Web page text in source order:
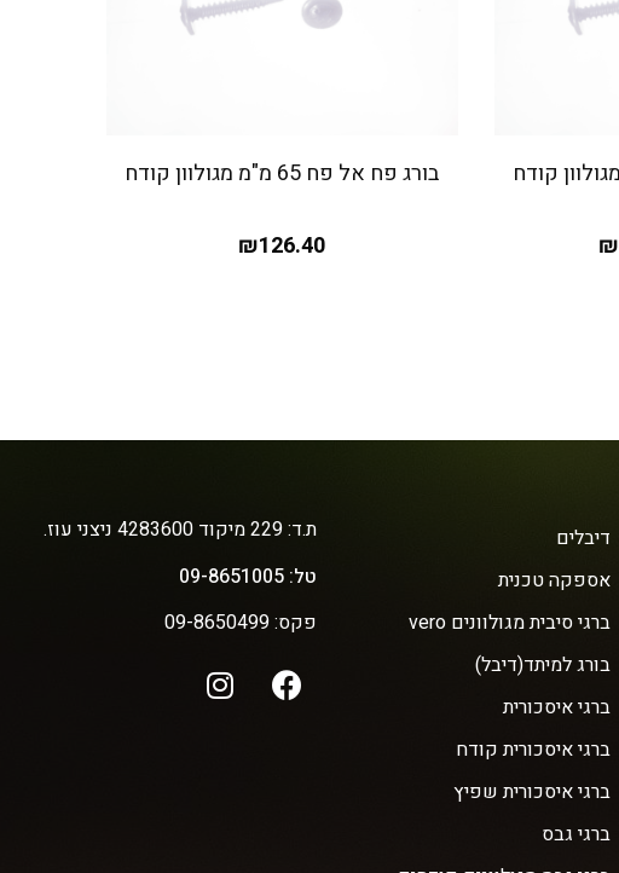
₪
בורג פח אל פח 65 מ"מ מגולוון קודח
₪126.40
דיבלים
אספקה טכנית
ברגי סיבית מגולוונים vero
בורג למיתד(דיבל)
ברגי איסכורית
ברגי איסכורית קודח
ברגי איסכורית שפיץ
ברגי גבס
ת.ד: 229 מיקוד 4283600 ניצני עוז.
טל: 09-8651005
פקס: 09-8650499